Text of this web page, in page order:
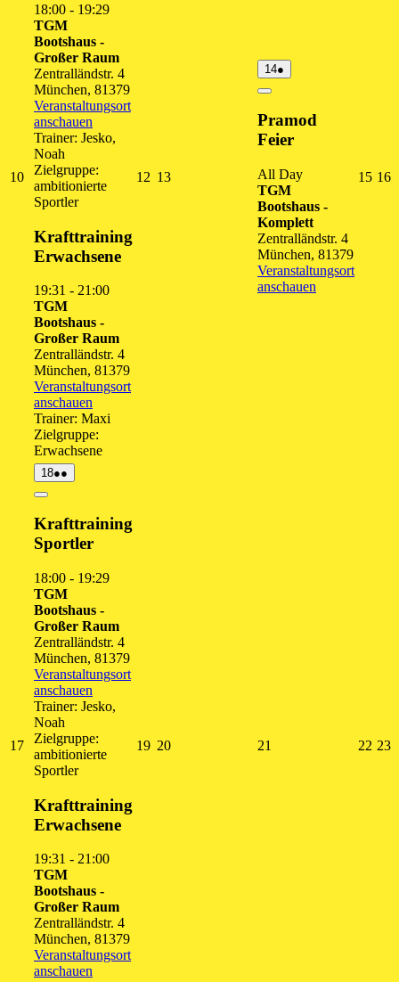
1010.
August
2026
18:00 - 19:29
TGM
Bootshaus -
Großer Raum
Zentralländstr. 4
München, 81379
Veranstaltungsort
anschauen
Trainer: Jesko,
Noah
Zielgruppe:
ambitionierte
Sportler
Krafttraining
Erwachsene
19:31 - 21:00
TGM
Bootshaus -
Großer Raum
Zentralländstr. 4
München, 81379
Veranstaltungsort
anschauen
Trainer: Maxi
Zielgruppe:
Erwachsene
12 12.
1313.
1414.
August
●
Veranstaltung)
Close
Pramod
Feier
All Day
TGM
Bootshaus -
Komplett
Zentralländstr. 4
München, 81379
Veranstaltungsort
anschauen
1515.
16
1717.
August
2026
1818.
August
●●
Veranstaltungen)
Close
Krafttraining
Sportler
18:00 - 19:29
TGM
Bootshaus -
Großer Raum
Zentralländstr. 4
München, 81379
Veranstaltungsort
anschauen
Trainer: Jesko,
Noah
Zielgruppe:
ambitionierte
Sportler
Krafttraining
Erwachsene
19:31 - 21:00
TGM
Bootshaus -
Großer Raum
Zentralländstr. 4
München, 81379
Veranstaltungsort
anschauen
1919.
2020.
21 22 22.
23